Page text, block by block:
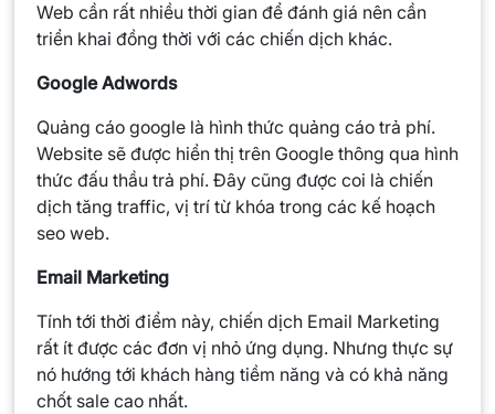
Web cần rất nhiều thời gian để đánh giá nên cần
triển khai đồng thời với các chiến dịch khác.
Google Adwords
Quảng cáo google là hình thức quảng cáo trả phí.
Website sẽ được hiển thị trên Google thông qua hình
thức đấu thầu trả phí. Đây cũng được coi là chiến
dịch tăng traffic, vị trí từ khóa trong các kế hoạch
seo web.
Email Marketing
Tính tới thời điểm này, chiến dịch Email Marketing
rất ít được các đơn vị nhỏ ứng dụng. Nhưng thực sự
nó hướng tới khách hàng tiềm năng và có khả năng
chốt sale cao nhất.